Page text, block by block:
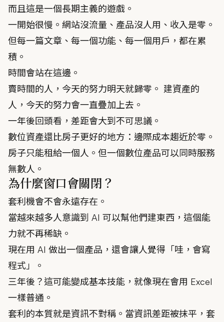
而且這是一個長期主義的遊戲。
一開始很慢。網站沒流量、產品沒人用、收入是零。
但每一篇文章、每一個功能、每一個用戶，都在累
積。
時間會站在這邊。
賣時間的人，今天的努力明天就歸零。 建資產的
人，今天的努力會一直疊加上去。
一年後回頭看，差距會大到不可思議。
數位資產還比房子更好的地方：邊際成本趨近於零。
房子只能租給一個人。但一個數位產品可以同時服務
無數人。
為什麼窗口會關閉？
套利機會不會永遠存在。
當越來越多人意識到 AI 可以幫他們建東西，這個能
力就不再稀缺。
現在用 AI 做出一個產品，還會讓人覺得「哇，會寫
程式」。
三年後？這可能變成基本技能，就像現在會用 Excel
一樣普通。
套利的本質就是資訊不對稱。當資訊差距被抹平，套